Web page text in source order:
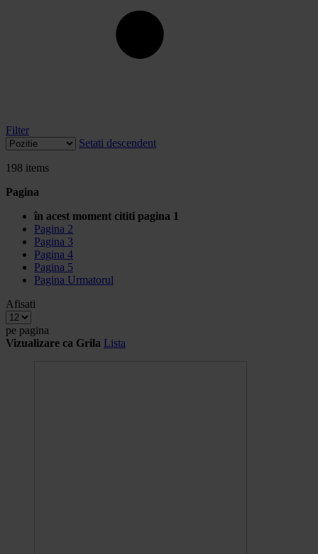
Filter
Setati descendent
198 items
Pagina
în acest moment cititi pagina 1
Pagina 2
Pagina 3
Pagina 4
Pagina 5
Pagina Urmatorul
Afisati
pe pagina
Vizualizare ca Grila Lista